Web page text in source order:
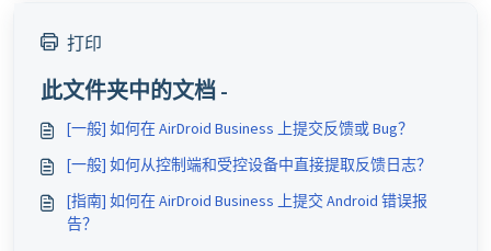
打印
此文件夹中的文档 -
[一般] 如何在 AirDroid Business 上提交反馈或 Bug？
[一般] 如何从控制端和受控设备中直接提取反馈日志？
[指南] 如何在 AirDroid Business 上提交 Android 错误报
告？